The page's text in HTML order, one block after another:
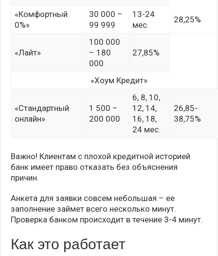
«Комфортный
0%»
30 000 –
99 999
13-24
мес.
28,25%
«Лайт»
100 000
– 180
000
27,85%
«Хоум Кредит»
«Стандартный
онлайн»
1 500 –
200 000
6, 8, 10,
12, 14,
16, 18,
24 мес.
26,85-
38,75%
Важно! Клиентам с плохой кредитной историей
банк имеет право отказать без объяснения
причин.
Анкета для заявки совсем небольшая – ее
заполнение займет всего несколько минут.
Проверка банком происходит в течение 3-4 минут.
Как это работает